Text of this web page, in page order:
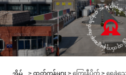
ပရော်ဖက်ရှင်နယ် အာရုံစိုက်မှု၊
> ထုတ်ကုန်များ > ကြေးနီပိုက် > ရေခဲသ